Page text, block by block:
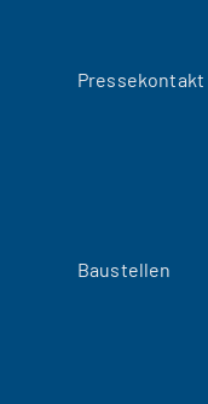
Pressekontakt
Baustellen